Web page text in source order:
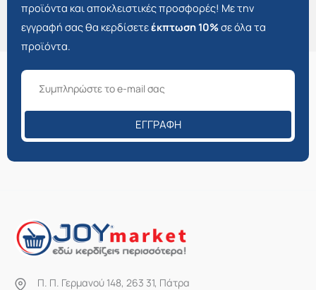
προϊόντα και αποκλειστικές προσφορές! Με την
εγγραφή σας θα κερδίσετεέκπτωση 10%σε όλα τα
προϊόντα.
ΕΓΓΡΑΦΉ
Π. Π. Γερμανού 148, 263 31, Πάτρα